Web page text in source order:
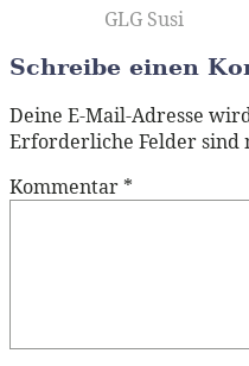
GLG Susi
Schreibe einen
Deine E-Mail-Adresse
Erforderliche Felder sind
Kommentar *